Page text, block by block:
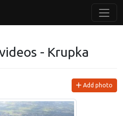
- Krupka
Add photo